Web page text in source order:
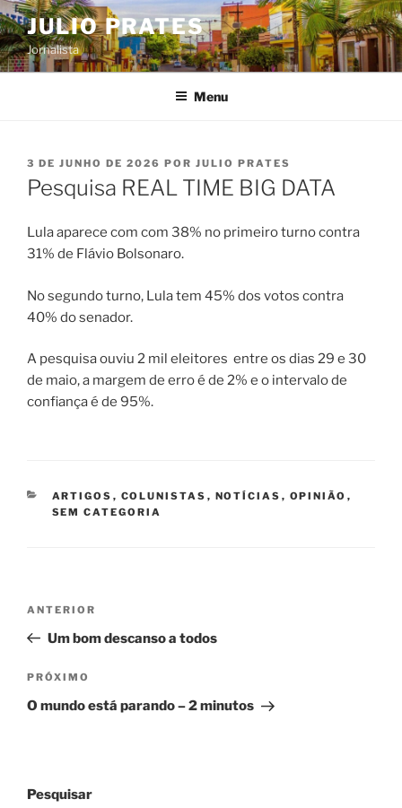
Pular
para
o
conteúdo
JULIO PRATES
Jornalista
Menu
PUBLICADO
EM
3 DE JUNHO DE 2026 POR JULIO PRATES
Pesquisa REAL TIME BIG DATA
Lula aparece com com 38% no primeiro turno contra
31% de Flávio Bolsonaro.
No segundo turno, Lula tem 45% dos votos contra
40% do senador.
A pesquisa ouviu 2 mil eleitores entre os dias 29 e 30
de maio, a margem de erro é de 2% e o intervalo de
confiança é de 95%.
CATEGORIAS
ARTIGOS , COLUNISTAS , NOTÍCIAS , OPINIÃO ,
SEM CATEGORIA
Post
Post
anterior
ANTERIOR
Um bom descanso a todos
Próximo
post
PRÓXIMO
O mundo está parando – 2 minutos
Pesquisar